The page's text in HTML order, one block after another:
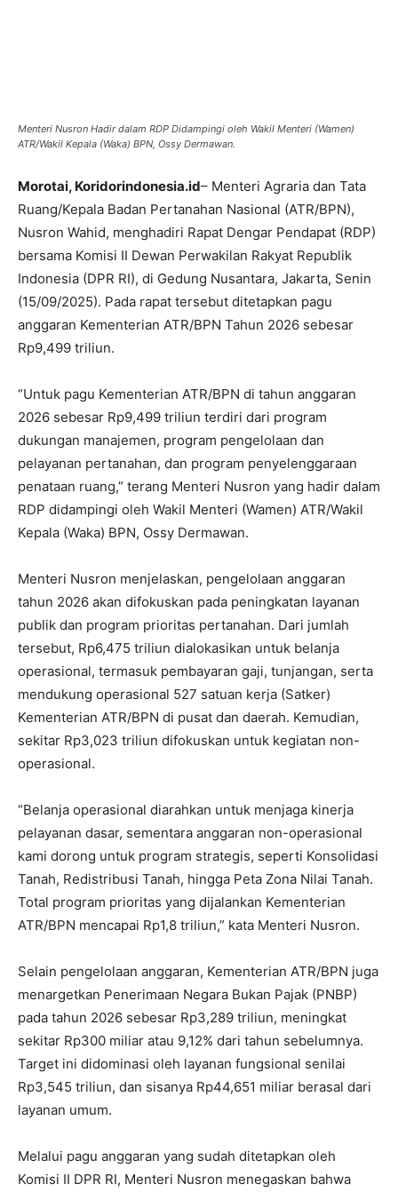
Menteri Nusron Hadir dalam RDP Didampingi oleh Wakil Menteri (Wamen)
ATR/Wakil Kepala (Waka) BPN, Ossy Dermawan.
Morotai, Koridorindonesia.id– Menteri Agraria dan Tata
Ruang/Kepala Badan Pertanahan Nasional (ATR/BPN),
Nusron Wahid, menghadiri Rapat Dengar Pendapat (RDP)
bersama Komisi II Dewan Perwakilan Rakyat Republik
Indonesia (DPR RI), di Gedung Nusantara, Jakarta, Senin
(15/09/2025). Pada rapat tersebut ditetapkan pagu
anggaran Kementerian ATR/BPN Tahun 2026 sebesar
Rp9,499 triliun.
‎“Untuk pagu Kementerian ATR/BPN di tahun anggaran
2026 sebesar Rp9,499 triliun terdiri dari program
dukungan manajemen, program pengelolaan dan
pelayanan pertanahan, dan program penyelenggaraan
penataan ruang,” terang Menteri Nusron yang hadir dalam
RDP didampingi oleh Wakil Menteri (Wamen) ATR/Wakil
Kepala (Waka) BPN, Ossy Dermawan.
‎Menteri Nusron menjelaskan, pengelolaan anggaran
tahun 2026 akan difokuskan pada peningkatan layanan
publik dan program prioritas pertanahan. Dari jumlah
tersebut, Rp6,475 triliun dialokasikan untuk belanja
operasional, termasuk pembayaran gaji, tunjangan, serta
mendukung operasional 527 satuan kerja (Satker)
Kementerian ATR/BPN di pusat dan daerah. Kemudian,
sekitar Rp3,023 triliun difokuskan untuk kegiatan non-
operasional.
‎“Belanja operasional diarahkan untuk menjaga kinerja
pelayanan dasar, sementara anggaran non-operasional
kami dorong untuk program strategis, seperti Konsolidasi
Tanah, Redistribusi Tanah, hingga Peta Zona Nilai Tanah.
Total program prioritas yang dijalankan Kementerian
ATR/BPN mencapai Rp1,8 triliun,” kata Menteri Nusron.
‎Selain pengelolaan anggaran, Kementerian ATR/BPN juga
menargetkan Penerimaan Negara Bukan Pajak (PNBP)
pada tahun 2026 sebesar Rp3,289 triliun, meningkat
sekitar Rp300 miliar atau 9,12% dari tahun sebelumnya.
Target ini didominasi oleh layanan fungsional senilai
Rp3,545 triliun, dan sisanya Rp44,651 miliar berasal dari
layanan umum.
‎Melalui pagu anggaran yang sudah ditetapkan oleh
Komisi II DPR RI, Menteri Nusron menegaskan bahwa